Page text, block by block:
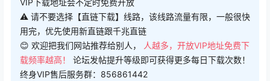
用完，优先使用新直链跟千兆直链
😊 欢迎把我们网站推荐给别人， 人越多，开放VIP地址免费下
载频率越高！论坛发帖提升等级即可获得更多每日下载次数！
终身VIP售后服务群：856861442
😍 限时优惠，永久VIP仅需128元，永久VIP额外赠送
大量内部好看的VR电影资源,开通后联系客服获取！